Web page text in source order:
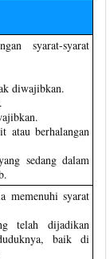
syarat-syarat
diwajibkan.
atau berhalangan
sedang dalam
memenuhi syarat
telah dijadikan
baik di